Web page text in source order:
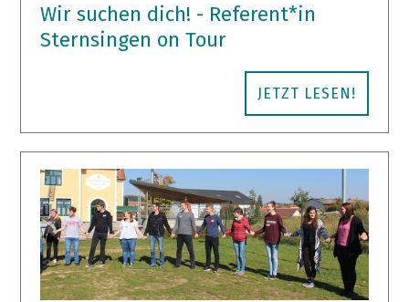
Wir suchen dich! - Referent*in
Sternsingen on Tour
JETZT LESEN!